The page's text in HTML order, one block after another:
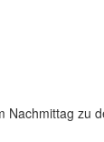
Nachmittag zu